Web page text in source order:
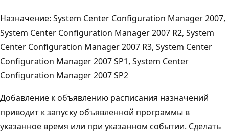
Назначение: System Center Configuration Manager 2007,
System Center Configuration Manager 2007 R2, System
Center Configuration Manager 2007 R3, System Center
Configuration Manager 2007 SP1, System Center
Configuration Manager 2007 SP2
Добавление к объявлению расписания назначений
приводит к запуску объявленной программы в
указанное время или при указанном событии. Сделать